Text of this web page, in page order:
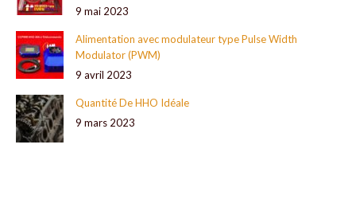
9 mai 2023
Alimentation avec modulateur type Pulse Width
Modulator (PWM)
9 avril 2023
Quantité De HHO Idéale
9 mars 2023